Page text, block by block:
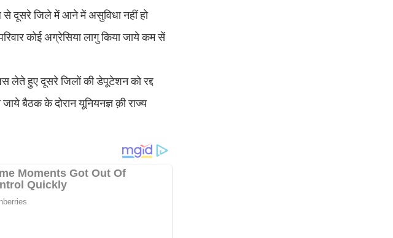
से दूसरे जिले में आने में असुविधा नहीं हो
कोई अग्रेसिया लागु किया जाये कम सें
लेते हुए दूसरे जिलों की डेपूटेशन को रद्द
जाये बैठक के दोरान यूनियनज्ञ क़ी राज्य